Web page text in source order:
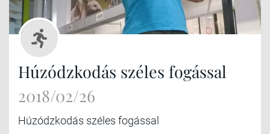
Húzódzkodás széles fogással
2018/02/26
Húzódzkodás széles fogással